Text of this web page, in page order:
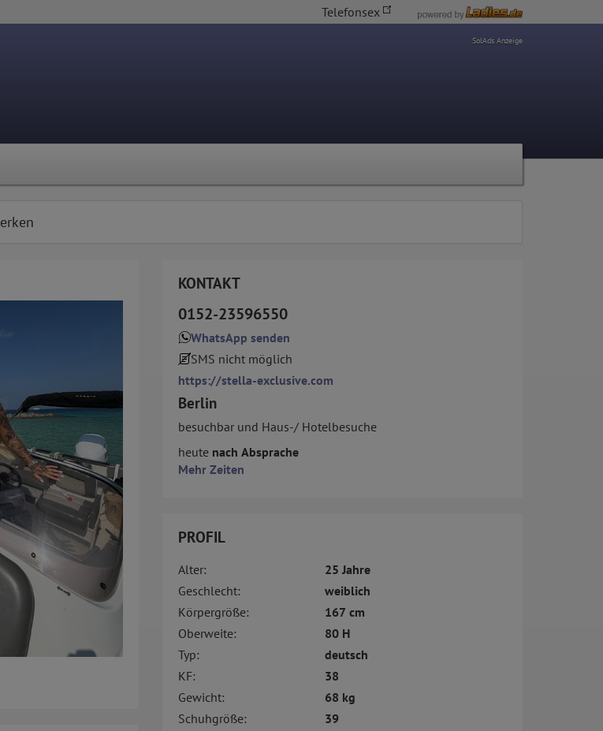
Telefonsex
SolAds Anzeige
KONTAKT
0152-23596550
WhatsApp senden
SMS nicht möglich
https://stella-exclusive.com
Berlin
besuchbar und Haus-/ Hotelbesuche
heute nach Absprache
Mehr Zeiten
PROFIL
Alter:
25 Jahre
Geschlecht:
weiblich
Körpergröße:
167 cm
Oberweite:
80 H
Typ:
deutsch
KF:
38
Gewicht:
68 kg
Schuhgröße:
39